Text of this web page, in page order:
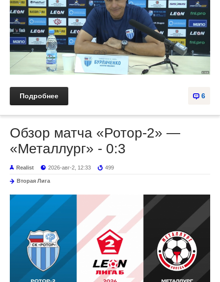
6
Подробнее
Обзор матча «Ротор-2» —
«Металлург» - 0:3
Realist 2026-авг-2, 12:33 499
Вторая Лига